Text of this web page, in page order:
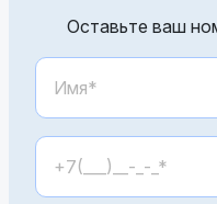
Оставьте ваш